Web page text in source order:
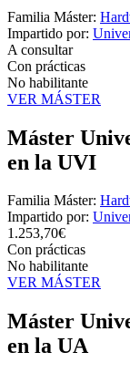
Familia Máster:
Impartido por:
A consultar
Con prácticas
No habilitante
VER MÁSTER
Máster
en la UVI
Familia Máster:
Impartido por:
1.253,70€
Con prácticas
No habilitante
VER MÁSTER
Máster
en la UA